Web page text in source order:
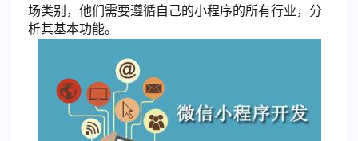
场类别，他们需要遵循自己的小程序的所有行业，分
析其基本功能。